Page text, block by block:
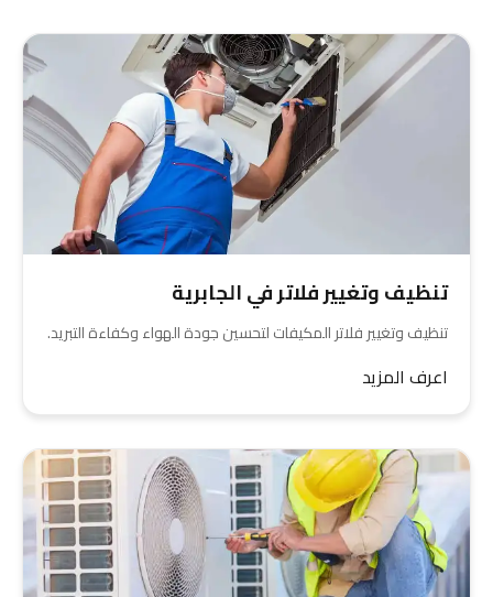
تنظيف وتغيير فلاتر في الجابرية
تنظيف وتغيير فلاتر المكيفات لتحسين جودة الهواء وكفاءة التبريد.
اعرف المزيد